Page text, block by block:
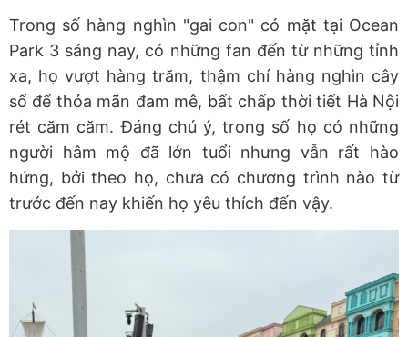
Trong số hàng nghìn "gai con" có mặt tại Ocean
Park 3 sáng nay, có những fan đến từ những tỉnh
xa, họ vượt hàng trăm, thậm chí hàng nghìn cây
số để thỏa mãn đam mê, bất chấp thời tiết Hà Nội
rét căm căm. Đáng chú ý, trong số họ có những
người hâm mộ đã lớn tuổi nhưng vẫn rất hào
hứng, bởi theo họ, chưa có chương trình nào từ
trước đến nay khiến họ yêu thích đến vậy.